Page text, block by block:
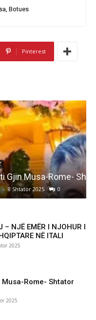
Botues
Pinterest
2025
– NJË EMËR I NJOHUR I
NË ITALI
2025
Rome- Shtator
2025